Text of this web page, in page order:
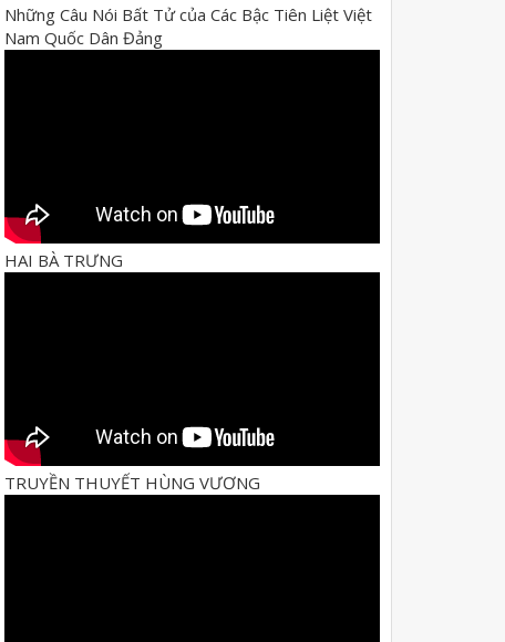
Những Câu Nói Bất Tử của Các Bậc Tiên Liệt Việt
Nam Quốc Dân Đảng
HAI BÀ TRƯNG
TRUYỀN THUYẾT HÙNG VƯƠNG